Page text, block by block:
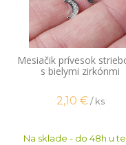
Mesiačik prívesok
s bielymi zirkónmi
2,10 € / ks
Na sklade - do 48h u